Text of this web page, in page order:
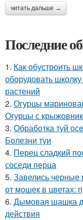
читать дальше →
Последние
1. Как обустроить
оборудовать
растений
2. Огурцы
Огурцы с
3. Обработка туй
Болезни туи
4. Перец сладкий
соседи перца
5. Завелись черные
от мошек в цветах:
6. Дымовая шашка
действия